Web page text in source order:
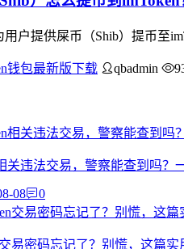
用户提供屎币（Shib）提币至
钱包最新版下载 qbadmin
关违法交易，警察能查到吗？
08 0
易密码忘记了？别慌，这篇实